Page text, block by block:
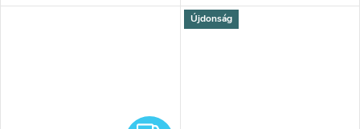
Újdonság